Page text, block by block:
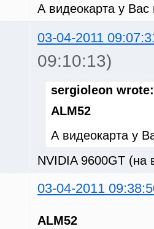
А видеокарта у Вас
03-04-2011
09:10:13)
sergioleon wrote:
ALM52
А видеокарта у
NVIDIA 9600GT (на
03-04-2011
ALM52